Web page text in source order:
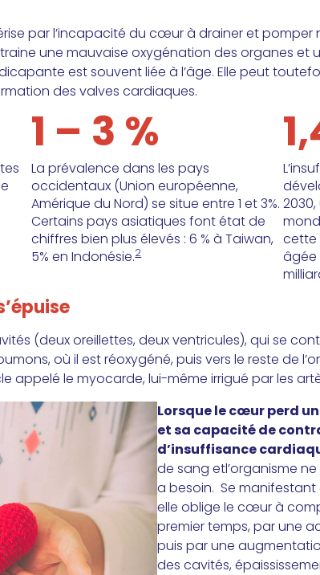
par l’incapacité du cœur à drainer et
une mauvaise oxygénation des organes et
est souvent liée à l’âge. Elle peut
des valves cardiaques.
1 – 3 %
La prévalence dans les pays
occidentaux (Union européenne,
Amérique du Nord) se situe entre 1 et 3%.
Certains pays asiatiques font état de
chiffres bien plus élevés : 6 % à Taiwan,
5% en Indonésie.2
cette
âgée
(deux oreillettes, deux ventricules), qui se
où il est réoxygéné, puis vers le reste de
appelé le myocarde, lui-même irrigué par les
Lorsque le cœur perd
et sa capacité de
d’insuffisance
de sang etl’organisme
a besoin. Se manifestant
elle oblige le cœur à
premier temps, par une
puis par une
des cavités,